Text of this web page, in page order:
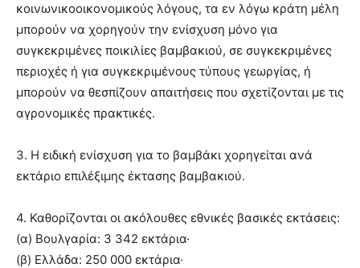
βαμβάκι.
κοινωνικοοικονομικούς λόγους, τα εν λόγω κράτη μέλη
μπορούν να χορηγούν την ενίσχυση μόνο για
συγκεκριμένες ποικιλίες βαμβακιού, σε συγκεκριμένες
περιοχές ή για συγκεκριμένους τύπους γεωργίας, ή
μπορούν να θεσπίζουν απαιτήσεις που σχετίζονται με τις
αγρονομικές πρακτικές.
3. Η ειδική ενίσχυση για το βαμβάκι χορηγείται ανά
εκτάριο επιλέξιμης έκτασης βαμβακιού.
4. Καθορίζονται οι ακόλουθες εθνικές βασικές εκτάσεις:
(α) Βουλγαρία: 3 342 εκτάρια·
(β) Ελλάδα: 250 000 εκτάρια·